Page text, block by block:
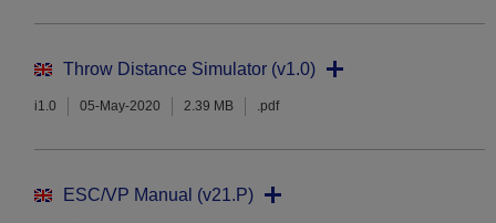
Throw Distance Simulator (v1.0)
i1.0 05-May-2020 2.39 MB .pdf
ESC/VP Manual (v21.P)